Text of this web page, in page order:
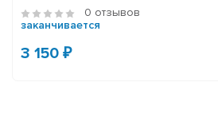
0 отзывов
заканчивается
3 150 ₽